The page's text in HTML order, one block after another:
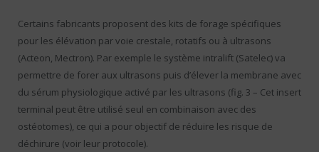
Certains fabricants proposent des kits de forage spécifiques
pour les élévation par voie crestale, rotatifs ou à ultrasons
(Acteon, Mectron). Par exemple le système intralift (Satelec) va
permettre de forer aux ultrasons puis d’élever la membrane avec
du sérum physiologique activé par les ultrasons (fig. 3 – Cet insert
terminal peut être utilisé seul en combinaison avec des
ostéotomes), ce qui a pour objectif de réduire les risque de
déchirure (voir leur protocole).